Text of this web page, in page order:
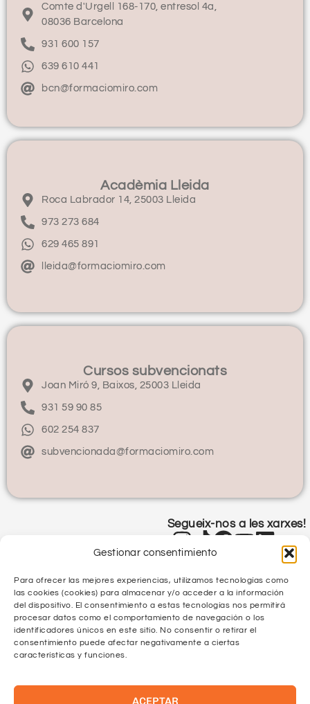
Gestionar consentimiento
Para ofrecer las mejores experiencias, utilizamos tecnologías como
las cookies (cookies) para almacenar y/o acceder a la información
del dispositivo. El consentimiento a estas tecnologías nos permitirá
procesar datos como el comportamiento de navegación o los
identificadores únicos en este sitio. No consentir o retirar el
consentimiento puede afectar negativamente a ciertas
características y funciones.
ACEPTAR
Comte d'Urgell 168-170, entresol 4a,
08036 Barcelona
931 600 157
639 610 441
bcn@formaciomiro.com
Acadèmia Lleida
Roca Labrador 14, 25003 Lleida
973 273 684
629 465 891
lleida@formaciomiro.com
Cursos subvencionats
Joan Miró 9, Baixos, 25003 Lleida
931 59 90 85
602 254 837
subvencionada@formaciomiro.com
Segueix-nos a les xarxes!
Política de Privacitat
Política de Qualitat